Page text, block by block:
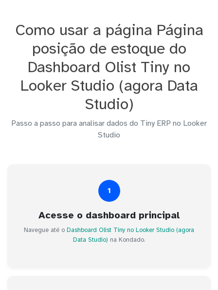
Como usar a página Página
posição de estoque do
Dashboard Olist Tiny no
Looker Studio (agora Data
Studio)
Passo a passo para analisar dados do Tiny ERP no Looker
Studio
1
Acesse o dashboard principal
Navegue até o Dashboard Olist Tiny no Looker Studio (agora
Data Studio) na Kondado.